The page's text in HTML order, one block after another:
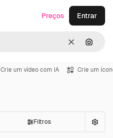
Limpar
Preços Entrar
Crie um vídeo com IA Crie um
Filtros